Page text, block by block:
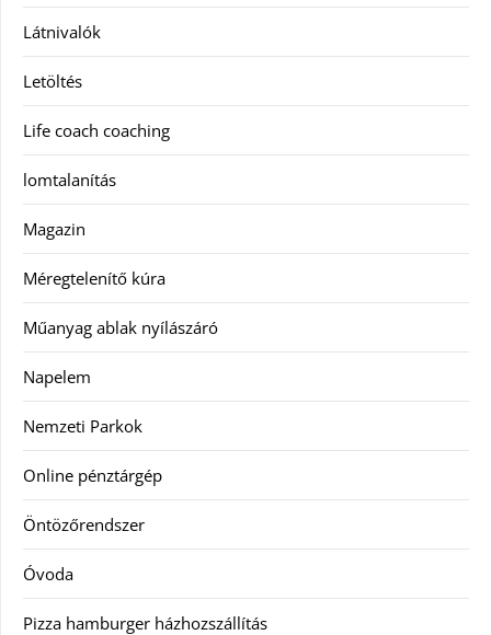
Látnivalók
Letöltés
Life coach coaching
lomtalanítás
Magazin
Méregtelenítő kúra
Műanyag ablak nyílászáró
Napelem
Nemzeti Parkok
Online pénztárgép
Öntözőrendszer
Óvoda
Pizza hamburger házhozszállítás